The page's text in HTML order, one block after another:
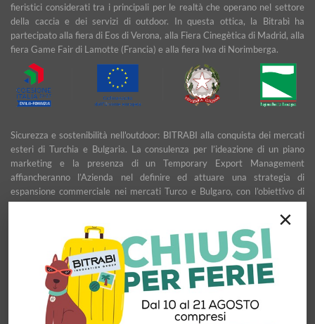
×
fieristici considerati tra i principali per le realtà che operano nel settore
della caccia e dei servizi di outdoor. In questa ottica, la Bitrabì ha
partecipato alla fiera di Eos di Verona, alla Fiera Cinegètica di Madrid, alla
fiera Game Fair di Lamotte (Francia) e alla fiera Iwa di Norimberga.
Sicurezza e sostenibilità nell'outdoor: BITRABI alla conquista dei mercati
esteri di Turchia e Bulgaria. La consulenza per l’ideazione di un piano
marketing e la presenza di un Temporary Export Management
affiancheranno l’Azienda nel definire ed attuare una strategia di
espansione commerciale nei mercati Turco e Bulgaro, con l’obiettivo di
garantire uno sviluppo stabile e duraturo.